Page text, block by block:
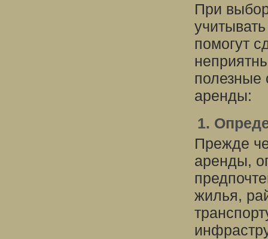
При
помогут
полезные
аренды:
1.
Прежде
аренды,
жилья,